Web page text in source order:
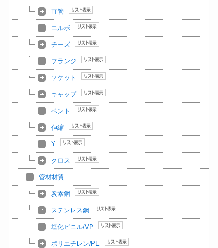
直管
エルボ
チーズ
フランジ
ソケット
キャップ
ベント
伸縮
Y
クロス
管材材質
炭素鋼
ステンレス鋼
塩化ビニル/VP
ポリエチレン/PE